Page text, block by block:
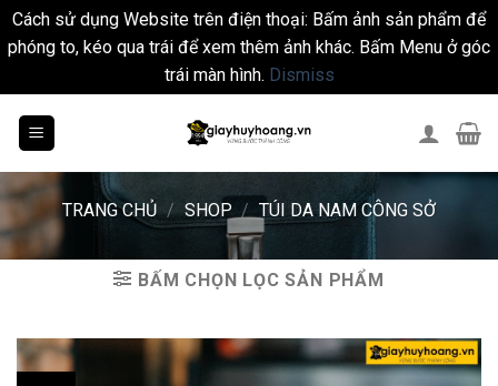
Cách sử dụng Website trên điện thoại: Bấm ảnh sản phẩm để
phóng to, kéo qua trái để xem thêm ảnh khác. Bấm Menu ở góc
trái màn hình. Dismiss
TRANG CHỦ / SHOP / TÚI DA NAM CÔNG SỞ
BẤM CHỌN LỌC SẢN PHẨM